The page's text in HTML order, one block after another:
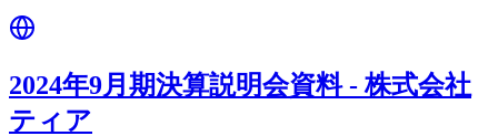
2024年9月期決算説明会資料 - 株式会社
ティア